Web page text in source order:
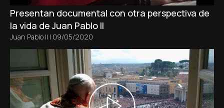
Presentan documental con otra perspectiva de
la vida de Juan Pablo II
Juan Pablo II | 09/05/2020